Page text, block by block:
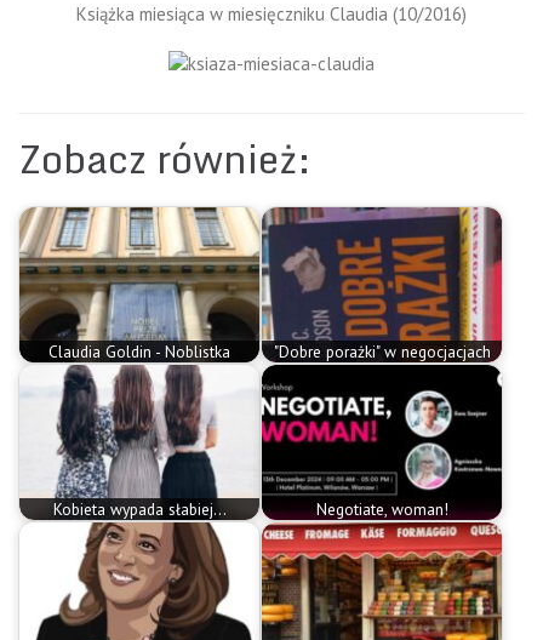
Książka miesiąca w miesięczniku Claudia (10/2016)
Zobacz również:
Claudia Goldin - Noblistka "Dobre porażki" w negocjacjach
Kobieta wypada słabiej... Negotiate, woman!